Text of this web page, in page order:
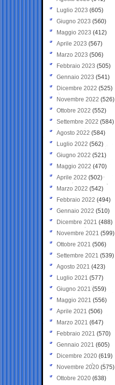
Luglio 2023 (605)
Giugno 2023 (560)
Maggio 2023 (412)
Aprile 2023 (567)
Marzo 2023 (506)
Febbraio 2023 (505)
Gennaio 2023 (541)
Dicembre 2022 (525)
Novembre 2022 (526)
Ottobre 2022 (552)
Settembre 2022 (584)
Agosto 2022 (584)
Luglio 2022 (562)
Giugno 2022 (521)
Maggio 2022 (470)
Aprile 2022 (502)
Marzo 2022 (542)
Febbraio 2022 (494)
Gennaio 2022 (510)
Dicembre 2021 (488)
Novembre 2021 (599)
Ottobre 2021 (506)
Settembre 2021 (539)
Agosto 2021 (423)
Luglio 2021 (577)
Giugno 2021(559)
Maggio 2021 (556)
Aprile 2021 (506)
Marzo 2021 (647)
Febbraio 2021 (570)
Gennaio 2021 (605)
Dicembre 2020 (619)
Novembre 2020 (575)
Ottobre 2020 (638)